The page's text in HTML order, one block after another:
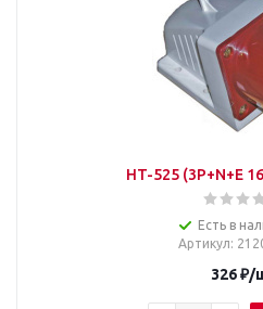
HT-525 (3P+N+E
Есть в
Артикул:
326₽/